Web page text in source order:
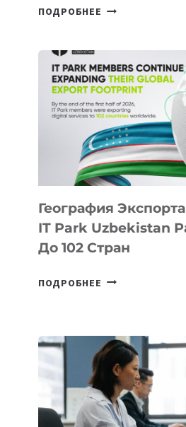
ПОДРОБНЕЕ
НОВЫЕ
ПРЕДМЕТЫ
ПО
ИНТЕЛЛЕКТУ
География
IT Park Uzbekistan
До 102 Стран
ПОДРОБНЕЕ ГЕОГРАФИЯ
PARK
UZBEKISTAN
РАСШИРИЛАСЬ
ДО
102